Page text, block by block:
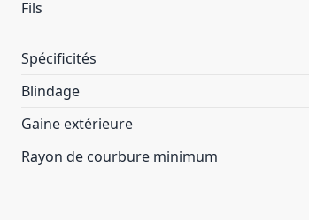
Fils
Spécificités
Blindage
Gaine extérieure
Rayon de courbure minimum